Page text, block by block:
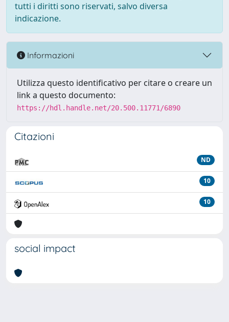
tutti i diritti sono riservati, salvo diversa
indicazione.
Informazioni
Utilizza questo identificativo per citare o creare un
link a questo documento:
https://hdl.handle.net/20.500.11771/6890
Citazioni
ND
10
10
social impact